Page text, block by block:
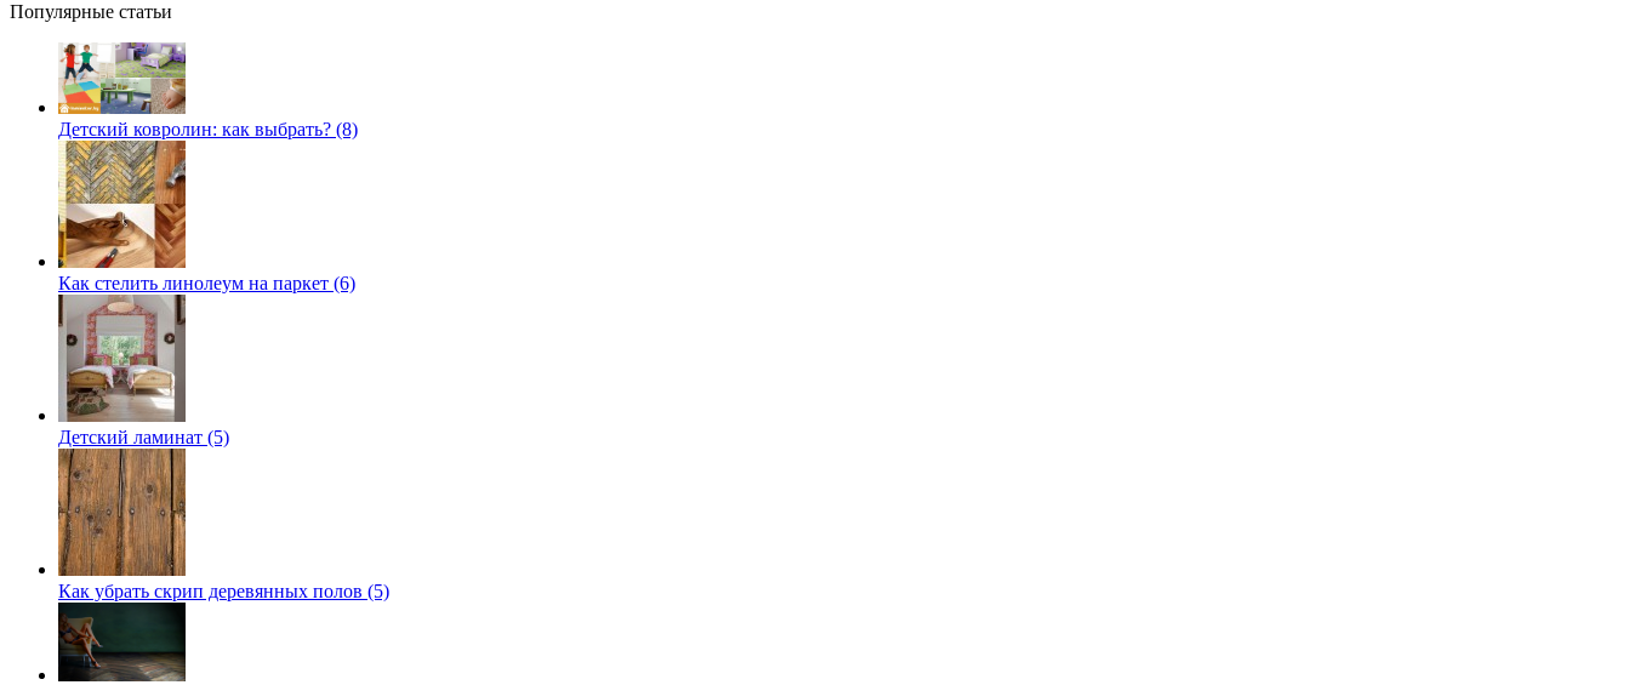
Популярные статьи
Детский ковролин: как выбрать? (8)
Как стелить линолеум на паркет (6)
Детский ламинат (5)
Как убрать скрип деревянных полов (5)